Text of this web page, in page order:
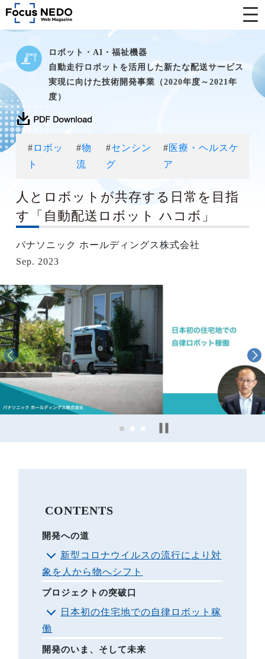
ロボット・AI・福祉機器
自動走行ロボットを活用した新たな配送サービス
実現に向けた技術開発事業（2020年度～2021年
度）
# ロボッ
ト
#物
流
#センシン
グ
#医療・ヘルスケ
ア
人とロボットが共存する日常を目指
す「自動配送ロボット ハコボ」
パナソニック ホールディングス株式会社
Sep. 2023
CONTENTS
開発への道
新型コロナウイルスの流行により対
象を人から物へシフト
プロジェクトの突破口
日本初の住宅地での自律ロボット稼
働
開発のいま、そして未来